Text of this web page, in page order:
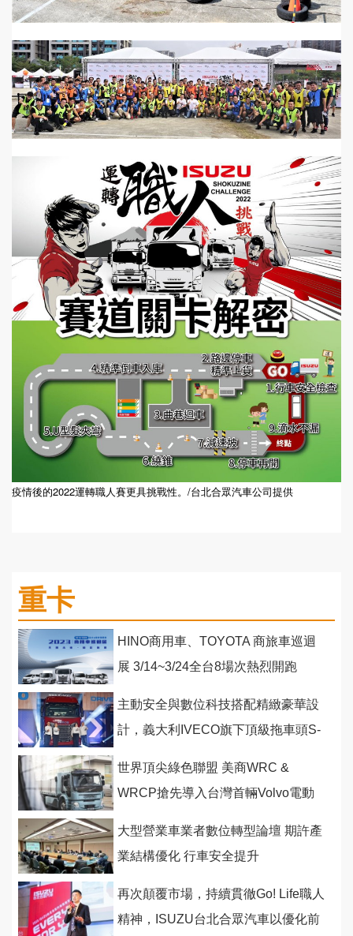
疫情後的2022運轉職人賽更具挑戰性。/台北合眾汽車公司提供
重卡
HINO商用車、TOYOTA 商旅車巡迴
展 3/14~3/24全台8場次熱烈開跑
主動安全與數位科技搭配精緻豪華設
計，義大利IVECO旗下頂級拖車頭S-
世界頂尖綠色聯盟 美商WRC &
WRCP搶先導入台灣首輛Volvo電動
大型營業車業者數位轉型論壇 期許產
業結構優化 行車安全提升
再次顛覆市場，持續貫徹Go! Life職人
精神，ISUZU台北合眾汽車以優化前